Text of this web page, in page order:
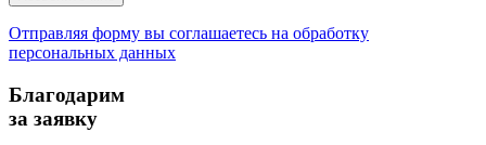
Отправляя форму вы соглашаетесь на обработку
персональных данных
Благодарим
за заявку